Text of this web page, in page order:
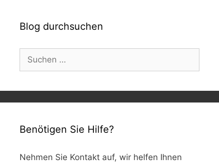
Blog durchsuchen
Suchen
nach:
Benötigen Sie Hilfe?
Nehmen Sie Kontakt auf, wir helfen Ihnen